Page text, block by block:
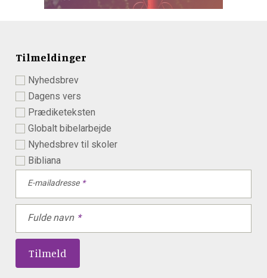
Tilmeldinger
Nyhedsbrev
Dagens vers
Prædiketeksten
Globalt bibelarbejde
Nyhedsbrev til skoler
Bibliana
E-mailadresse
Fulde navn